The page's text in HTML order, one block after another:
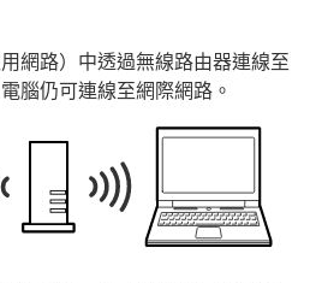
網路）中透過無線路由器連線至
腦仍可連線至網際網路。